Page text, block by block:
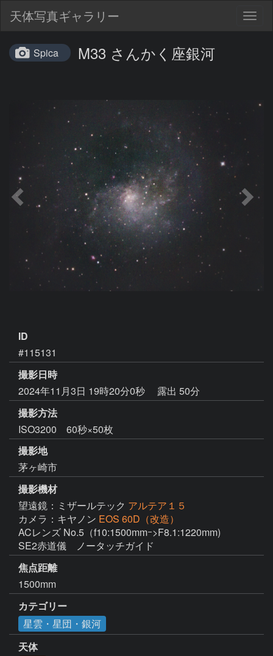
天体写真ギャラリー
Spica M33 さんかく座銀河
ID
#115131
撮影日時
2024年11月3日 19時20分0秒
露出 50分
撮影方法
ISO3200 60秒×50枚
撮影地
茅ヶ崎市
撮影機材
望遠鏡：ミザールテック アルテア１５
カメラ：キヤノン EOS 60D（改造）
ACレンズ No.5（f10:1500mmｰ>F8.1:1220mm)
SE2赤道儀　ノータッチガイド
焦点距離
1500mm
カテゴリー
星雲・星団・銀河
天体